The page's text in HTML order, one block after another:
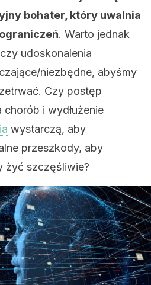
bohater, który uwalnia
. Warto jednak
udoskonalenia
niezbędne, abyśmy
Czy postęp
i wydłużenie
wystarczą, aby
przeszkody, aby
żyć szczęśliwie?